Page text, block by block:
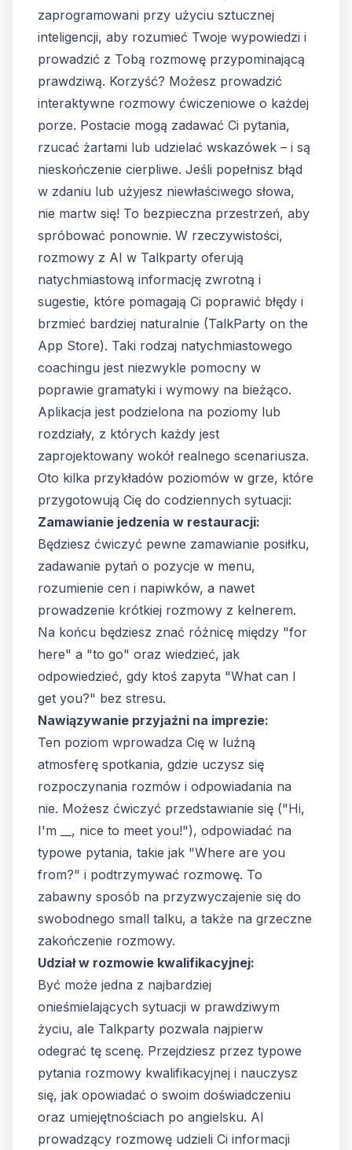
zaprogramowani przy użyciu sztucznej
inteligencji, aby rozumieć Twoje wypowiedzi i
prowadzić z Tobą rozmowę przypominającą
prawdziwą. Korzyść? Możesz prowadzić
interaktywne rozmowy ćwiczeniowe o każdej
porze. Postacie mogą zadawać Ci pytania,
rzucać żartami lub udzielać wskazówek – i są
nieskończenie cierpliwe. Jeśli popełnisz błąd
w zdaniu lub użyjesz niewłaściwego słowa,
nie martw się! To bezpieczna przestrzeń, aby
spróbować ponownie. W rzeczywistości,
rozmowy z AI w Talkparty oferują
natychmiastową informację zwrotną i
sugestie, które pomagają Ci poprawić błędy i
brzmieć bardziej naturalnie (TalkParty on the
App Store). Taki rodzaj natychmiastowego
coachingu jest niezwykle pomocny w
poprawie gramatyki i wymowy na bieżąco.
Aplikacja jest podzielona na poziomy lub
rozdziały, z których każdy jest
zaprojektowany wokół realnego scenariusza.
Oto kilka przykładów poziomów w grze, które
przygotowują Cię do codziennych sytuacji:
Zamawianie jedzenia w restauracji:
Będziesz ćwiczyć pewne zamawianie posiłku,
zadawanie pytań o pozycje w menu,
rozumienie cen i napiwków, a nawet
prowadzenie krótkiej rozmowy z kelnerem.
Na końcu będziesz znać różnicę między "for
here" a "to go" oraz wiedzieć, jak
odpowiedzieć, gdy ktoś zapyta "What can I
get you?" bez stresu.
Nawiązywanie przyjaźni na imprezie:
Ten poziom wprowadza Cię w luźną
atmosferę spotkania, gdzie uczysz się
rozpoczynania rozmów i odpowiadania na
nie. Możesz ćwiczyć przedstawianie się ("Hi,
I'm __, nice to meet you!"), odpowiadać na
typowe pytania, takie jak "Where are you
from?" i podtrzymywać rozmowę. To
zabawny sposób na przyzwyczajenie się do
swobodnego small talku, a także na grzeczne
zakończenie rozmowy.
Udział w rozmowie kwalifikacyjnej:
Być może jedna z najbardziej
onieśmielających sytuacji w prawdziwym
życiu, ale Talkparty pozwala najpierw
odegrać tę scenę. Przejdziesz przez typowe
pytania rozmowy kwalifikacyjnej i nauczysz
się, jak opowiadać o swoim doświadczeniu
oraz umiejętnościach po angielsku. AI
prowadzący rozmowę udzieli Ci informacji